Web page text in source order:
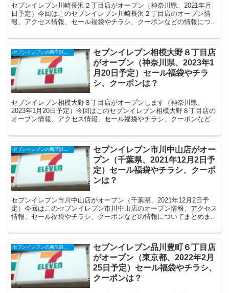
セブンイレブン川崎長沢２丁目店がオープン（神奈川県、2021年月
日予定）今回はこのセブンイレブン川崎長沢２丁目店のオープン情
報、アクセス情報、セール福袋やチラシ、クーポンなどの情報につい
セブンイレブン相模大野８丁目店
がオープン（神奈川県、2023年1
月20日予定）セール福袋やチラ
シ、クーポンは？
セブンイレブン相模大野８丁目店がオープンします（神奈川県、
2023年1月20日予定）今回はこのセブンイレブン相模大野８丁目店の
オープン情報、アクセス情報、セール福袋やチラシ、クーポンなどの
セブンイレブンの新店舗開店予定・オープンセール（福袋）、クーポンなど
セブンイレブン市川中山店がオー
プン（千葉県、2021年12月2日予
定）セール福袋やチラシ、クーポ
ンは？
セブンイレブン市川中山店がオープン（千葉県、2021年12月2日予
定）今回はこのセブンイレブン市川中山店のオープン情報、アクセス
情報、セール福袋やチラシ、クーポンなどの情報についてまとめま
セブンイレブン品川豊町６丁目店
がオープン（東京都、2022年2月
25日予定）セール福袋やチラシ、
クーポンは？